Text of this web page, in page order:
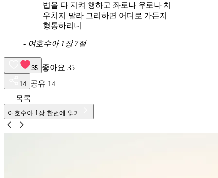
법을 다 지켜 행하고 좌로나 우로나 치
우치지 말라 그리하면 어디로 가든지
형통하리니
- 여호수아 1장 7절
35 좋아요 35
14 공유 14
목록
여호수아 1장 한번에 읽기